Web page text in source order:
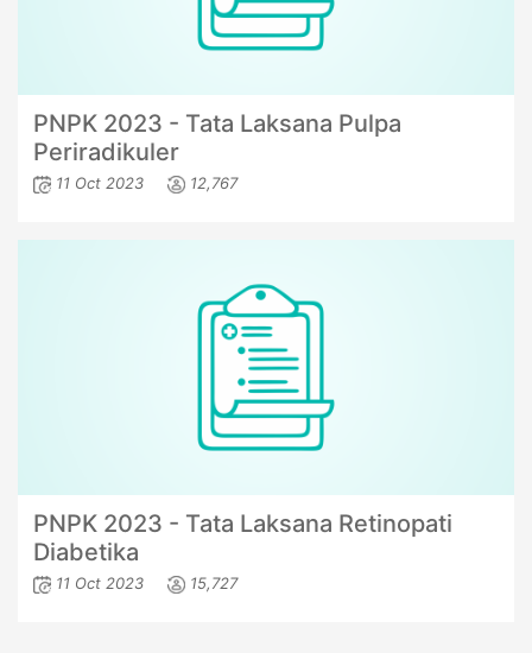
PNPK 2023 - Tata Laksana Pulpa
Periradikuler
11 Oct 2023 12,767
PNPK 2023 - Tata Laksana Retinopati
Diabetika
11 Oct 2023 15,727